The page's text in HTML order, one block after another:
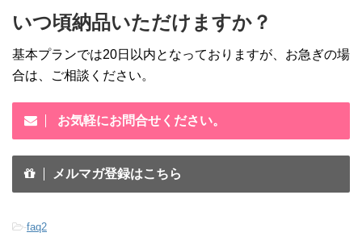
いつ頃納品いただけますか？
基本プランでは20日以内となっておりますが、お急ぎの場
合は、ご相談ください。
お気軽にお問合せください。
メルマガ登録はこちら
-faq2